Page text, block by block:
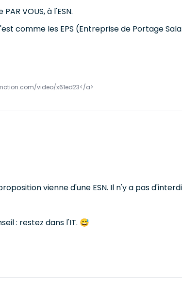
VOUS, à l'ESN.
comme les EPS (Entreprise de Portage
video/x61ed23</a>
vienne d'une ESN. Il n'y a pas
: restez dans l'IT. 😅